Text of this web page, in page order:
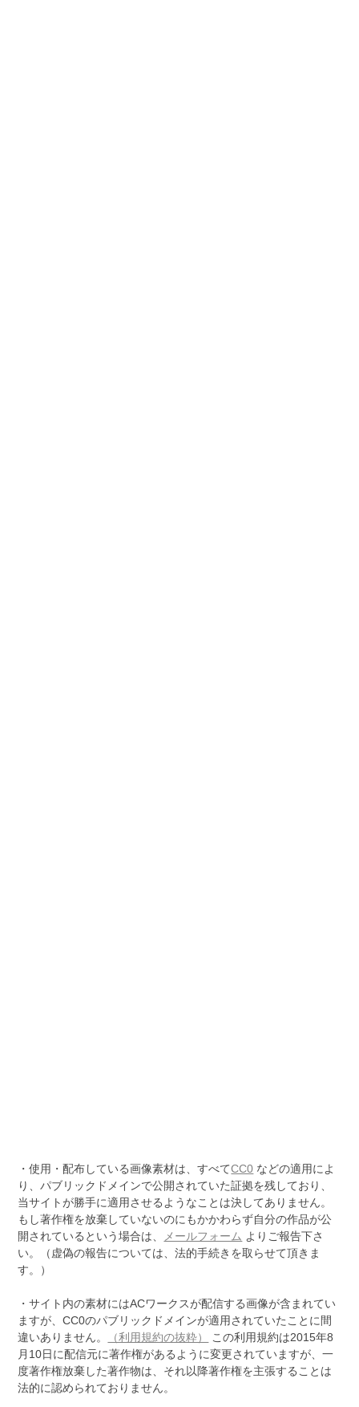
・使用・配布している画像素材は、すべてCC0 などの適用によ
り、パブリックドメインで公開されていた証拠を残しており、
当サイトが勝手に適用させるようなことは決してありません。
もし著作権を放棄していないのにもかかわらず自分の作品が公
開されているという場合は、
メールフォーム よりご報告下さ
い。（虚偽の報告については、法的手続きを取らせて頂きま
す。）
・サイト内の素材にはACワークスが配信する画像が含まれてい
ますが、CC0のパブリックドメインが適用されていたことに間
違いありません。
（利用規約の抜粋）
この利用規約は2015年8
月10日に配信元に著作権があるように変更されていますが、一
度著作権放棄した著作物は、それ以降著作権を主張することは
法的に認められておりません。